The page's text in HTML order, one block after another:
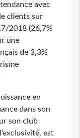
avec
clients sur
2018 (26,7%
une
de 3,3%
en
dans son
son club
est